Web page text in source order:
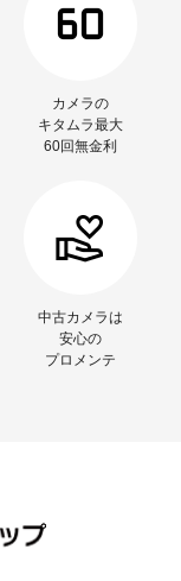
カメラの
キタムラ最大
60回無金利
中古カメラは
安心の
プロメンテ